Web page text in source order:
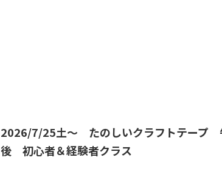
2026/7/25土～ たのしいクラフトテープ
後 初心者＆経験者クラス